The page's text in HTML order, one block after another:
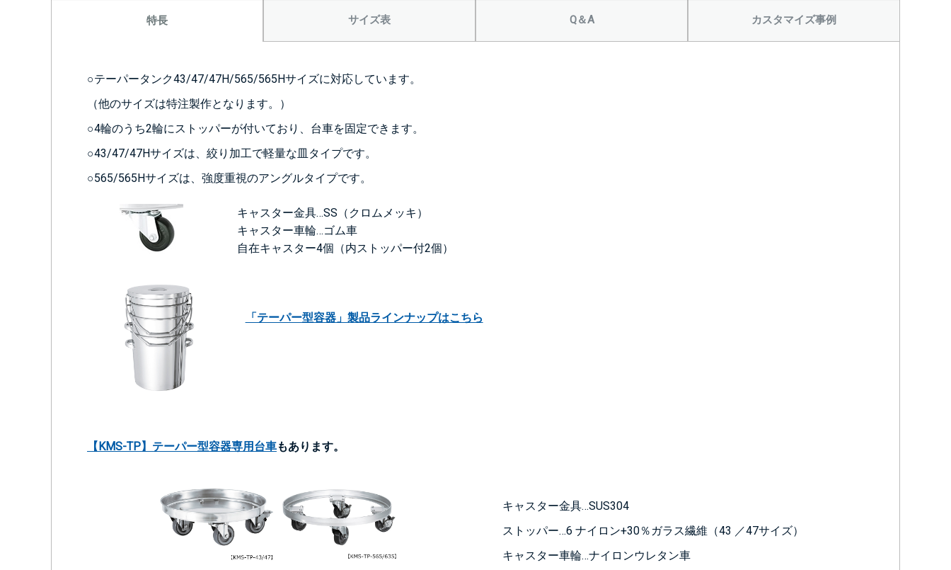
特長 サイズ表 Q＆A カスタマイズ事例
○テーパータンク43/47/47H/565/565Hサイズに対応しています。
（他のサイズは特注製作となります。）
○4輪のうち2輪にストッパーが付いており、台車を固定できます。
○43/47/47Hサイズは、絞り加工で軽量な皿タイプです。
○565/565Hサイズは、強度重視のアングルタイプです。
キャスター金具…SS（クロムメッキ）
キャスター車輪…ゴム車
自在キャスター4個（内ストッパー付2個）
「テーパー型容器」製品ラインナップはこちら
【KMS-TP】テーパー型容器専用台車もあります。
キャスター金具…SUS304
ストッパー…6 ナイロン+30％ガラス繊維（43 ／47サイズ）
キャスター車輪…ナイロンウレタン車